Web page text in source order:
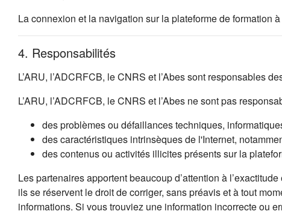
La connexion et la navigation sur la plateforme de formation
4. Responsabilités
L’ARU, l’ADCRFCB, le CNRS et l’Abes sont responsables
L’ARU, l’ADCRFCB, le CNRS et l’Abes ne sont pas
des problèmes ou défaillances techniques,
des caractéristiques intrinsèques de l'Internet,
des contenus ou activités illicites présents sur la
Les partenaires apportent beaucoup d’attention à
ils se réservent le droit de corriger, sans préavis et à tout
informations. Si vous trouviez une information incorrecte ou